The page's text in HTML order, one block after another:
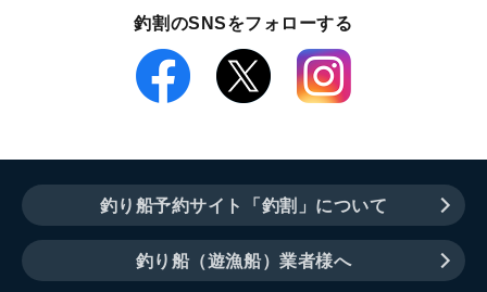
釣割のSNSをフォローする
釣り船予約サイト「釣割」について
釣り船（遊漁船）業者様へ